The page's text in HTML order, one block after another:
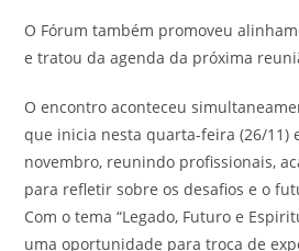
O Fórum também promoveu
e tratou da agenda da próxima
O encontro aconteceu
que inicia nesta quarta-feira (26/11)
novembro, reunindo profissionais,
para refletir sobre os desafios e o
Com o tema “Legado, Futuro e
uma oportunidade para troca de